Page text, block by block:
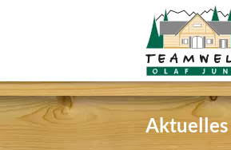
Aktuelles